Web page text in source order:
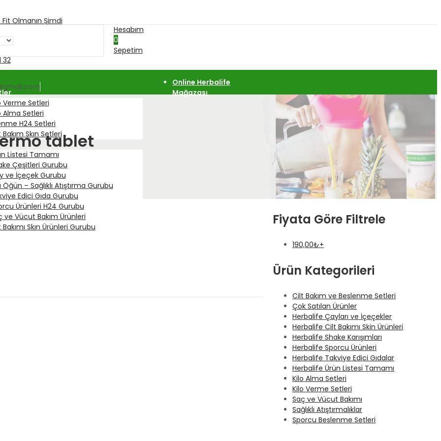
Olmanın Şimdi
32
Hesabım
0
Sepetim
Verme Setleri
Alma Setleri
H24 Setleri
Skın Setleri
Listesi Tamamı
Çeşitleri Gurubu
ve İçeçek Gurubu
– Sağlıklı Atıştırma Gurubu
Edici Gıda Gurubu
Ürünleri H24 Gurubu
ve Vücut Bakım Ürünleri
Skın Ürünleri Gurubu
Online Herbalife
Mağazası
tablet
Fiyata Göre Filtrele
190,00₺+
Ürün Kategorileri
Cilt Bakım ve Beslenme Setleri
Çok Satılan Ürünler
Herbalife Çayları ve İçeçekler
Herbalife Cilt Bakımı Skin Ürünleri
Herbalife Shake Karışımları
Herbalife Sporcu Ürünleri
Herbalife Takviye Edici Gıdalar
Herbalife Ürün Listesi Tamamı
Kilo Alma Setleri
Kilo Verme Setleri
Saç ve Vücut Bakımı
Sağlıklı Atıştırmalıklar
Sporcu Beslenme Setleri